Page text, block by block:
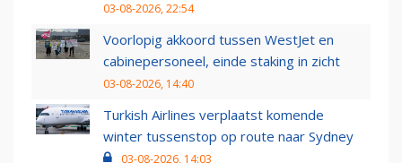
03-08-2026, 22:54
Voorlopig akkoord tussen WestJet en
cabinepersoneel, einde staking in zicht
03-08-2026, 14:40
Turkish Airlines verplaatst komende
winter tussenstop op route naar Sydney
03-08-2026, 14:03